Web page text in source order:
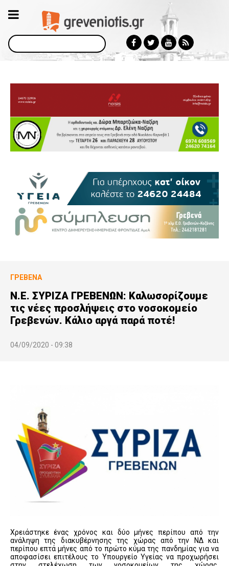
Αναζήτηση
ΓΡΕΒΕΝΆ
Ν.Ε. ΣΥΡΙΖΑ ΓΡΕΒΕΝΩΝ: Καλωσορίζουμε
τις νέες προσλήψεις στο νοσοκομείο
Γρεβενών. Κάλιο αργά παρά ποτέ!
04/09/2020 - 09:38
Χρειάστηκε ένας χρόνος και δύο μήνες περίπου από την
ανάληψη της διακυβέρνησης της χώρας από την ΝΔ και
περίπου επτά μήνες από το πρώτο κύμα της πανδημίας για να
αποφασίσει επιτέλους το Υπουργείο Υγείας να προχωρήσει